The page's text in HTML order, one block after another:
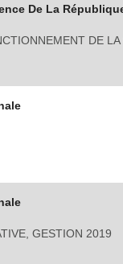
De La
DE
GESTION 2019